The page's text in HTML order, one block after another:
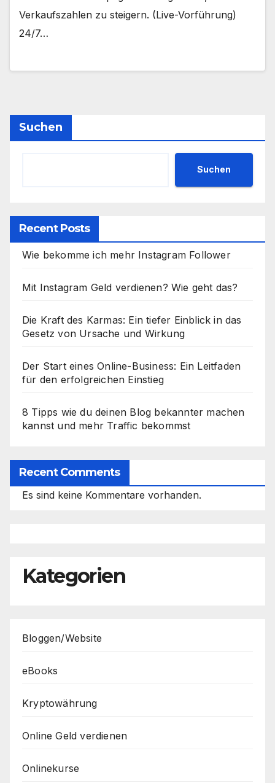
Verkaufszahlen zu steigern. (Live-Vorführung)
24/7…
Suchen
Suchen
Recent Posts
Wie bekomme ich mehr Instagram Follower
Mit Instagram Geld verdienen? Wie geht das?
Die Kraft des Karmas: Ein tiefer Einblick in das
Gesetz von Ursache und Wirkung
Der Start eines Online-Business: Ein Leitfaden
für den erfolgreichen Einstieg
8 Tipps wie du deinen Blog bekannter machen
kannst und mehr Traffic bekommst
Recent Comments
Es sind keine Kommentare vorhanden.
Kategorien
Bloggen/Website
eBooks
Kryptowährung
Online Geld verdienen
Onlinekurse